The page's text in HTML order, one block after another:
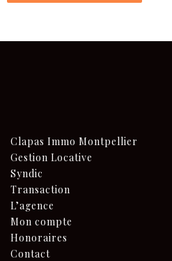
Clapas Immo Montpellier
Gestion Locative
Syndic
Transaction
L’agence
Mon compte
Honoraires
Contact